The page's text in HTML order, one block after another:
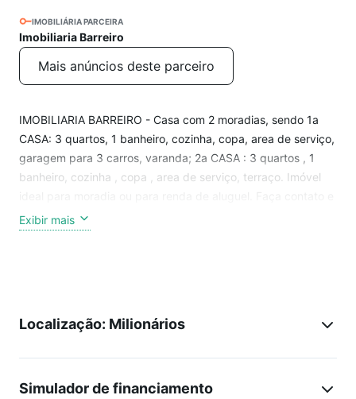
IMOBILIÁRIA PARCEIRA
Imobiliaria Barreiro
Mais anúncios deste parceiro
IMOBILIARIA BARREIRO - Casa com 2 moradias, sendo 1a
CASA: 3 quartos, 1 banheiro, cozinha, copa, area de serviço,
garagem para 3 carros, varanda; 2a CASA : 3 quartos , 1
banheiro, cozinha , copa , area de serviço, terraço. Imóvel
agende sua visita.
Exibir mais
Localização: Milionários
Simulador de financiamento